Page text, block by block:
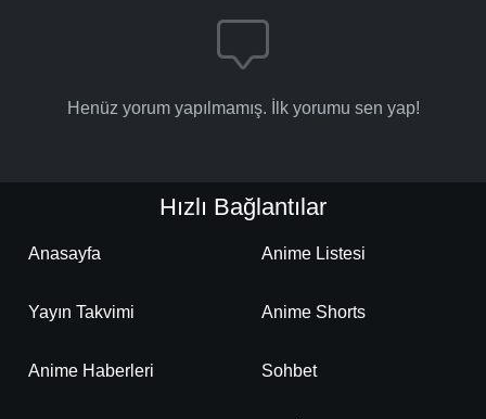
Henüz yorum yapılmamış. İlk yorumu sen yap!
Hızlı Bağlantılar
Anasayfa Anime Listesi
Yayın Takvimi Anime Shorts
Anime Haberleri Sohbet